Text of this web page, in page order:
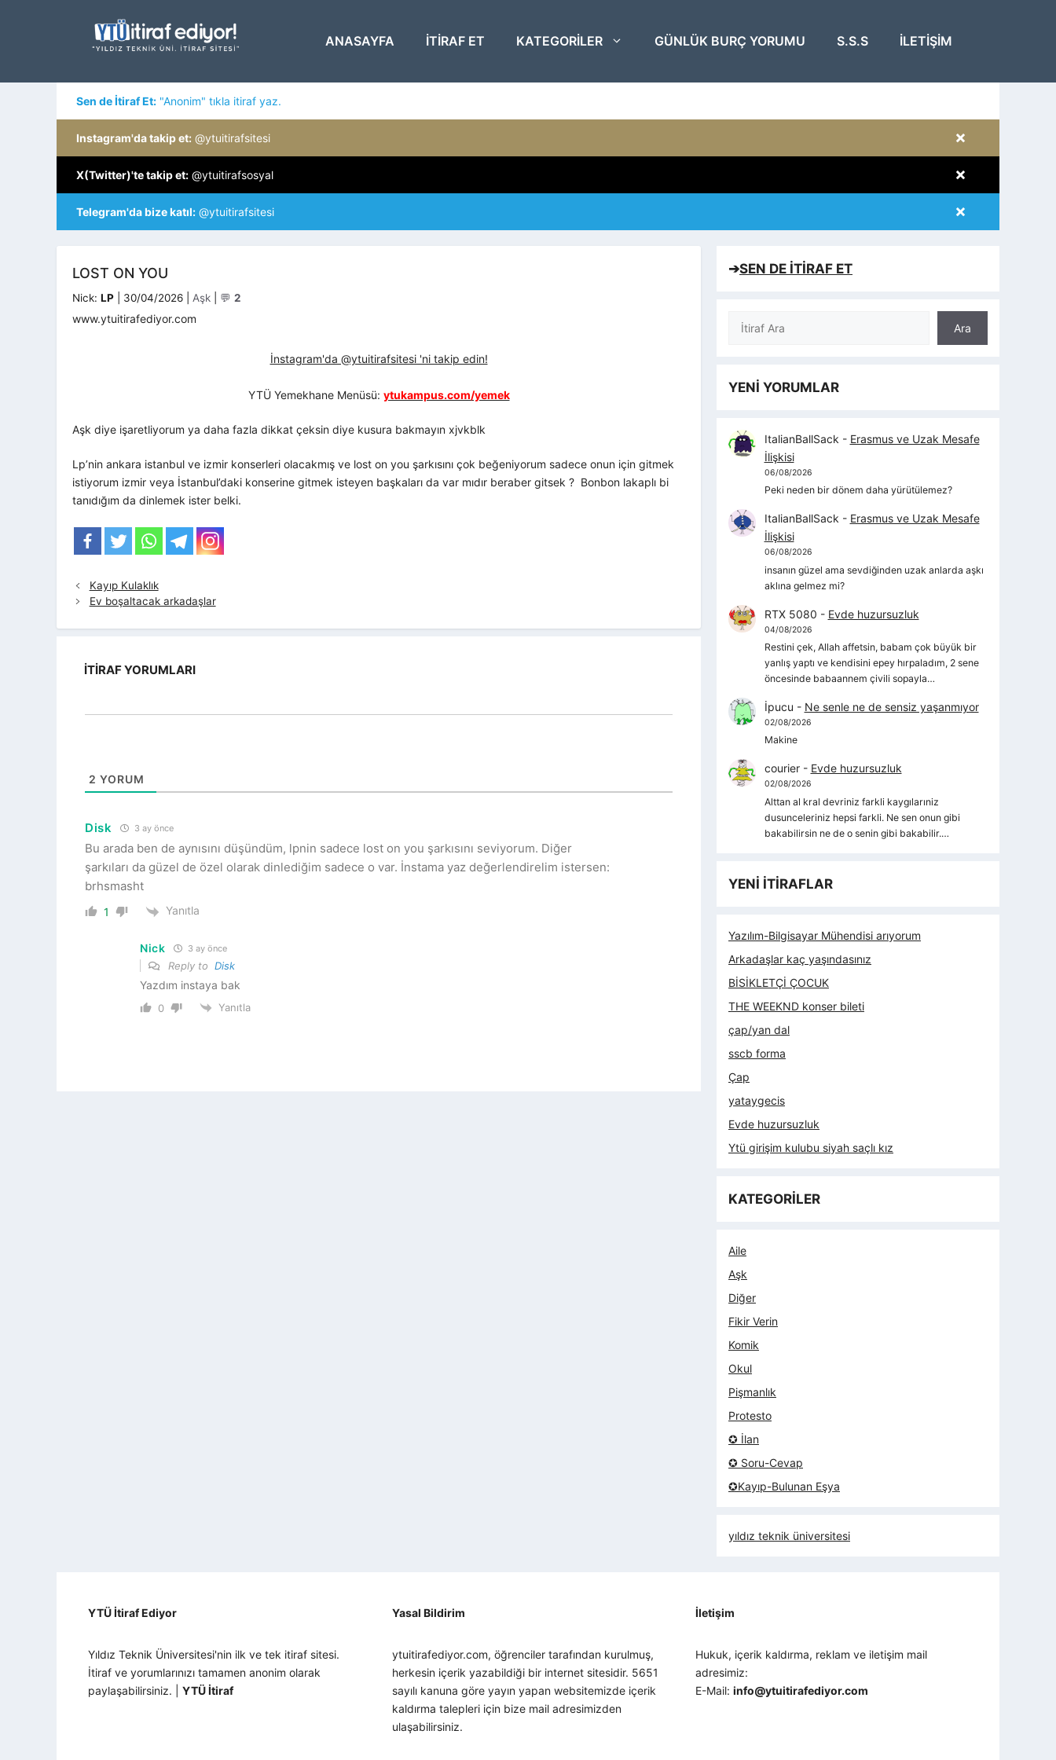
ANASAYFA ITIRAF ET KATEGORILER GÜNLÜK BURÇ YORUMU S.S.S İLETIŞIM
Sen de İtiraf Et: "Anonim" tıkla itiraf yaz.
×
Instagram'da takip et: @ytuitirafsitesi
×
X(Twitter)'te takip et: @ytuitirafsosyal
×
Telegram'da bize katıl: @ytuitirafsitesi
LOST ON YOU
Nick: LP 30/04/2026 Kategoriler
Aşk 💬 2
www.ytuitirafediyor.com
İnstagram'da @ytuitirafsitesi 'ni takip edin!
YTÜ Yemekhane Menüsü: ytukampus.com/yemek
Aşk diye işaretliyorum ya daha fazla dikkat çeksin diye kusura bakmayın xjvkblk
Lp’nin ankara istanbul ve izmir konserleri olacakmış ve lost on you şarkısını çok beğeniyorum sadece onun için gitmek
istiyorum izmir veya İstanbul’daki konserine gitmek isteyen başkaları da var mıdır beraber gitsek ? Bonbon lakaplı bi
tanıdığım da dinlemek ister belki.
Kayıp Kulaklık
Ev boşaltacak arkadaşlar
İTIRAF YORUMLARI
2 YORUM
Disk 3 ay önce
Bu arada ben de aynısını düşündüm, lpnin sadece lost on you şarkısını seviyorum. Diğer
şarkıları da güzel de özel olarak dinlediğim sadece o var. İnstama yaz değerlendirelim istersen:
brhsmasht
1 Yanıtla
Nick 3 ay önce
Reply to Disk
Yazdım instaya bak
0 Yanıtla
➔SEN DE İTİRAF ET
Ara
Ara
YENİ YORUMLAR
ItalianBallSack - Erasmus ve Uzak Mesafe
İlişkisi
06/08/2026
Peki neden bir dönem daha yürütülemez?
ItalianBallSack - Erasmus ve Uzak Mesafe
İlişkisi
06/08/2026
insanın güzel ama sevdiğinden uzak anlarda aşkı
aklına gelmez mi?
RTX 5080 - Evde huzursuzluk
04/08/2026
Restini çek, Allah affetsin, babam çok büyük bir
yanlış yaptı ve kendisini epey hırpaladım, 2 sene
öncesinde babaannem çivili sopayla…
İpucu - Ne senle ne de sensiz yaşanmıyor
02/08/2026
Makine
courier- Evde huzursuzluk
02/08/2026
Alttan al kral devriniz farkli kaygılarıniz
dusunceleriniz hepsi farkli. Ne sen onun gibi
bakabilirsin ne de o senin gibi bakabilir.…
YENİ İTİRAFLAR
Yazılım-Bilgisayar Mühendisi arıyorum
Arkadaşlar kaç yaşındasınız
BİSİKLETÇİ ÇOCUK
THE WEEKND konser bileti
çap/yan dal
sscb forma
Çap
yataygecis
Evde huzursuzluk
Ytü girişim kulubu siyah saçlı kız
KATEGORİLER
Aile
Aşk
Diğer
Fikir Verin
Komik
Okul
Pişmanlık
Protesto
✪ İlan
✪ Soru-Cevap
✪Kayıp-Bulunan Eşya
yıldız teknik üniversitesi
YTÜ İtiraf Ediyor
Yıldız Teknik Üniversitesi'nin ilk ve tek itiraf sitesi.
İtiraf ve yorumlarınızı tamamen anonim olarak
paylaşabilirsiniz. | YTÜ İtiraf
Yasal Bildirim
ytuitirafediyor.com, öğrenciler tarafından kurulmuş,
herkesin içerik yazabildiği bir internet sitesidir. 5651
sayılı kanuna göre yayın yapan websitemizde içerik
kaldırma talepleri için bize mail adresimizden
ulaşabilirsiniz.
İletişim
Hukuk, içerik kaldırma, reklam ve iletişim mail
adresimiz:
E-Mail:info@ytuitirafediyor.com